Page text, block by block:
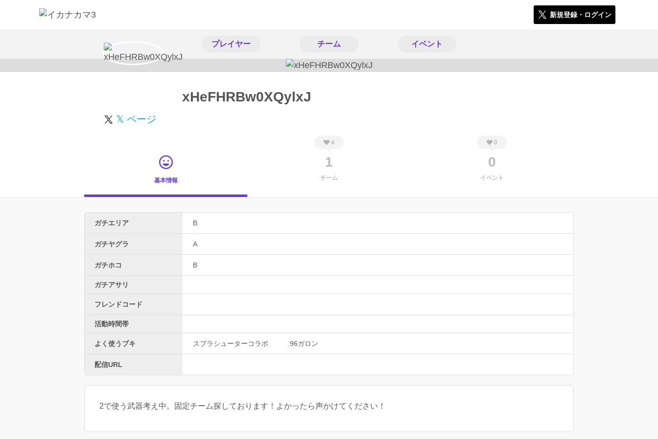
新規登録・ログイン
プレイヤー チーム イベント
xHeFHRBw0XQylxJ
𝕏 ページ
基本情報
4
1
チーム
0
0
イベント
ガチエリア B
ガチヤグラ A
ガチホコ B
ガチアサリ
フレンドコード
活動時間帯
よく使うブキ スプラシューターコラボ .96ガロン
配信URL
2で使う武器考え中。固定チーム探しております！よかったら声かけてください！